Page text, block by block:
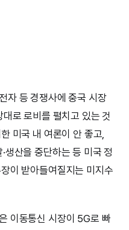
자 등 경쟁사에 중국 시장
로 로비를 펼치고 있는 것
미국 내 여론이 안 좋고,
생산을 중단하는 등 미국 정
이 받아들여질지는 미지수
이동통신 시장이 5G로 빠